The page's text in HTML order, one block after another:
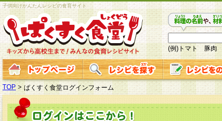
子供向けかんたんレシピの食育サイト
(例)トマト 豚肉
TOP > ぱくすく食堂ログインフォーム